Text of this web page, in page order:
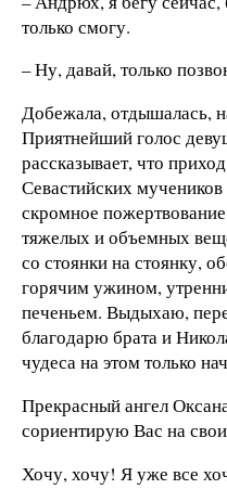
только смогу.
– Ну, давай, только
Добежала, отдышалась,
Приятнейший голос
рассказывает, что
Севастийских
скромное
тяжелых и объемных
со стоянки на стоянку,
горячим ужином,
печеньем. Выдыхаю,
благодарю брата и
чудеса на этом только
Прекрасный ангел
сориентирую Вас на
Хочу, хочу! Я уже все